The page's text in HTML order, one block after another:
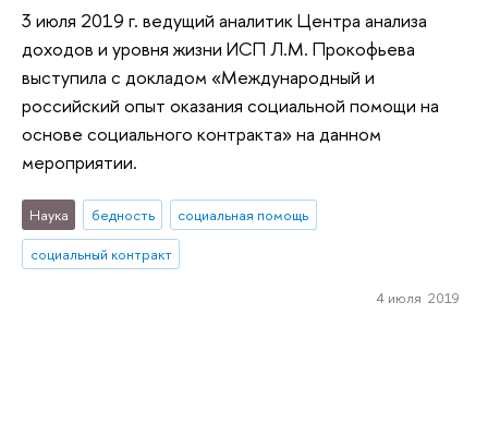
3 июля 2019 г. ведущий аналитик Центра анализа
доходов и уровня жизни ИСП Л.М. Прокофьева
выступила с докладом «Международный и
российский опыт оказания социальной помощи на
основе социального контракта» на данном
мероприятии.
Наука бедность
социальная помощь
социальный контракт
4 июля 2019